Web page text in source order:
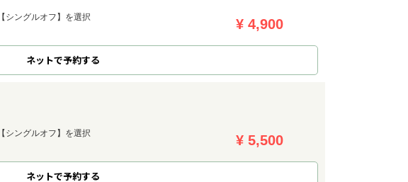
ングルオフ】を選択
¥ 4,900
ネットで予約する
ングルオフ】を選択
¥ 5,500
ネットで予約する